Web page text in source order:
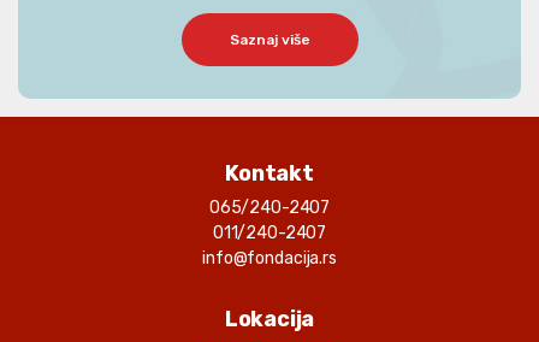
Saznaj više
Kontakt
065/240-2407
011/240-2407
info@fondacija.rs
Lokacija